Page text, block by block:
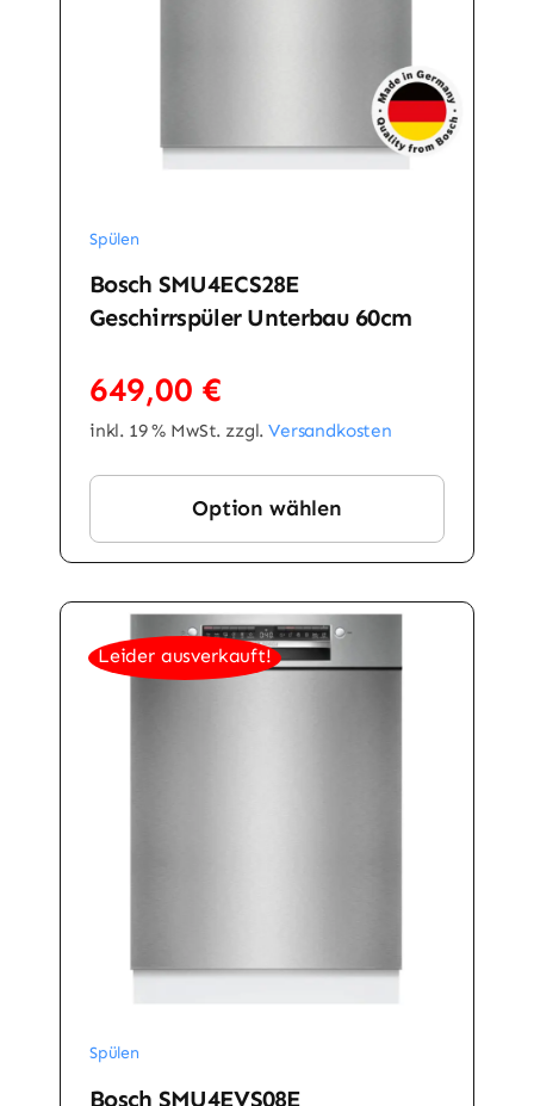
Spülen
Bosch SMU4ECS28E
Geschirrspüler Unterbau 60cm
649,00 €
inkl. 19 % MwSt. zzgl.Versandkosten
Option wählen
Leider ausverkauft!
Spülen
Bosch SMU4EVS08E